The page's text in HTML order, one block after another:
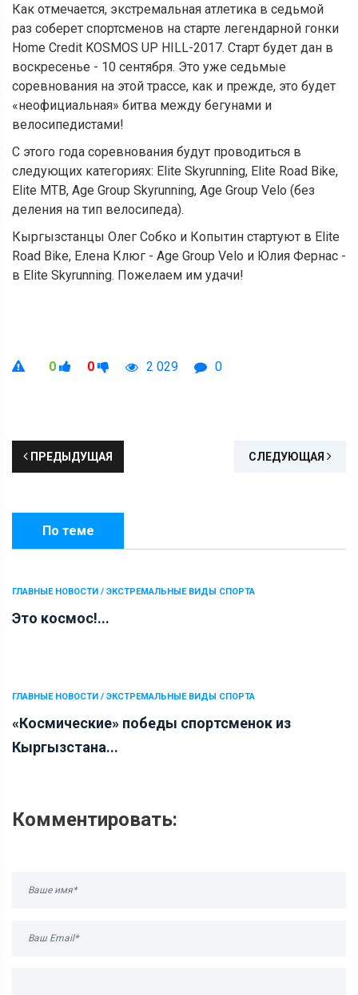
Как отмечается, экстремальная атлетика в седьмой
раз соберет спортсменов на старте легендарной гонки
Home Credit KOSMOS UP HILL-2017. Старт будет дан в
воскресенье - 10 сентября. Это уже седьмые
соревнования на этой трассе, как и прежде, это будет
«неофициальная» битва между бегунами и
велосипедистами!
С этого года соревнования будут проводиться в
следующих категориях: Elite Skyrunning, Elite Road Bike,
Elite MTB, Age Group Skyrunning, Age Group Velo (без
деления на тип велосипеда).
Кыргызстанцы Олег Собко и Копытин стартуют в Elite
Road Bike, Елена Клюг - Age Group Velo и Юлия Фернас -
в Elite Skyrunning. Пожелаем им удачи!
0 0 2 029 0
ПРЕДЫДУЩАЯ СЛЕДУЮЩАЯ
По теме
ГЛАВНЫЕ НОВОСТИ / ЭКСТРЕМАЛЬНЫЕ ВИДЫ СПОРТА
Это космос!...
ГЛАВНЫЕ НОВОСТИ / ЭКСТРЕМАЛЬНЫЕ ВИДЫ СПОРТА
«Космические» победы спортсменок из
Кыргызстана...
Комментировать: